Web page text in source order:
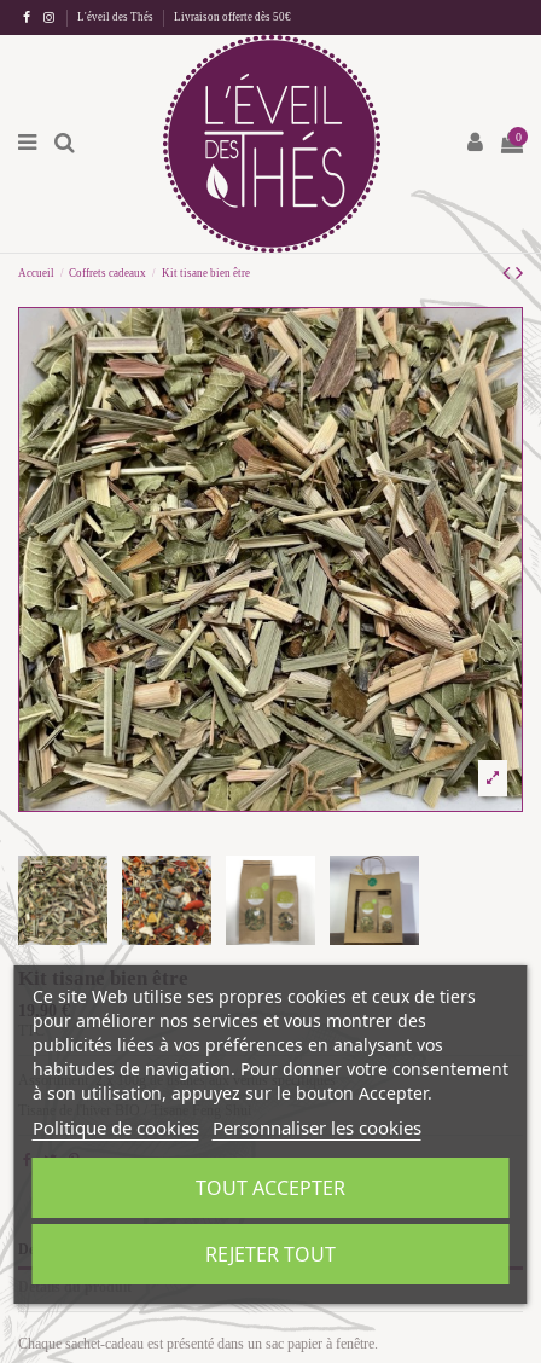
L'éveil des Thés Livraison offerte dès 50€
0
Accueil Coffrets cadeaux Kit tisane bien être
TTC
Assortiment 2 x 100g de tisanes aux vertus spécifiques
Détails du produit
Chaque sachet-cadeau est présenté dans un sac papier à fenêtre.
Ce site Web utilise ses propres cookies et ceux de tiers
pour améliorer nos services et vous montrer des
publicités liées à vos préférences en analysant vos
habitudes de navigation. Pour donner votre consentement
à son utilisation, appuyez sur le bouton Accepter.
Politique de cookies Personnaliser les cookies
REJETER TOUT
TOUT ACCEPTER